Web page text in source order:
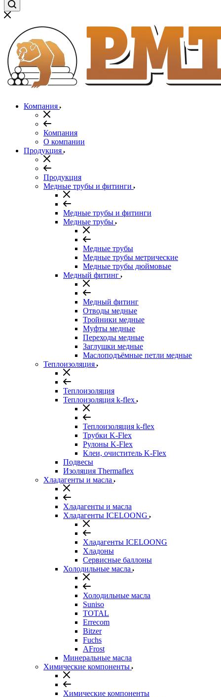
Компания
Компания
О компании
Продукция
Продукция
Медные трубы и фитинги
Медные трубы и фитинги
Медные трубы
Медные трубы
Медные трубы метрические
Медные трубы дюймовые
Медный фитинг
Медный фитинг
Отводы медные
Тройники медные
Муфты медные
Переходы медные
Заглушки медные
Маслоподъёмные петли медные
Теплоизоляция
Теплоизоляция
Теплоизоляция k-flex
Теплоизоляция k-flex
Трубки K-Flex
Рулоны K-Flex
Клеи, очиститель K-Flex
Подвесы
Изоляция Thermaflex
Хладагенты и масла
Хладагенты и масла
Хладагенты ICELOONG
Хладагенты ICELOONG
Хладоны
Сервисные баллоны
Холодильные масла
Холодильные масла
Suniso
TOTAL
Errecom
Bitzer
Fuchs
AFrost
Минеральные масла
Химические компоненты
Химические компоненты